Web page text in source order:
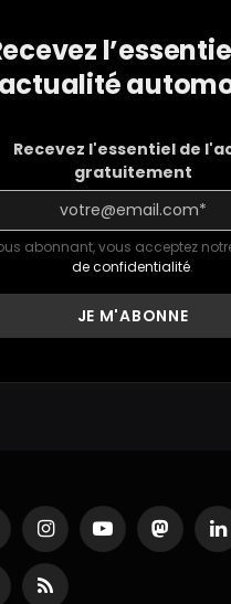
Recevez l'essentiel de
gratuitement
abonnant, vous acceptez
de confidentialité.
InstagramYouTubeMastodon
RSS